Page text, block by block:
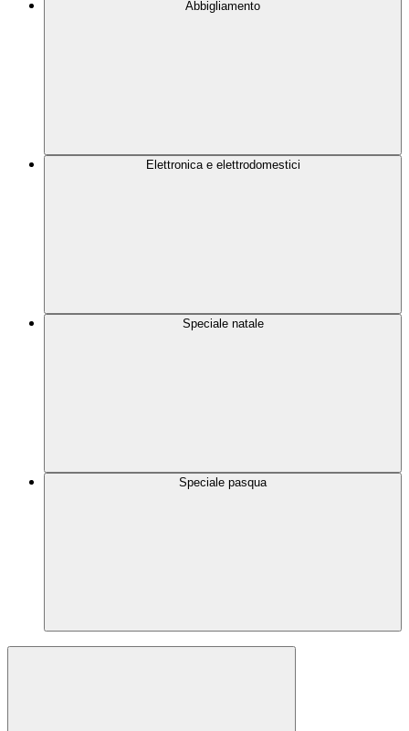
Abbigliamento
Elettronica e elettrodomestici
Speciale natale
Speciale pasqua